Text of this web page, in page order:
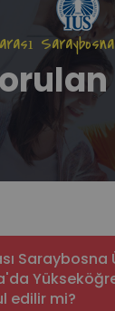
edilir mi?